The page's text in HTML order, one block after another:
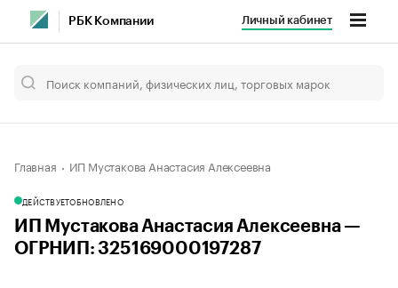
РБК Компании Личный кабинет
Главная ИП Мустакова Анастасия Алексеевна
ДЕЙСТВУЕТОБНОВЛЕНО
ИП Мустакова Анастасия Алексеевна —
ОГРНИП: 325169000197287